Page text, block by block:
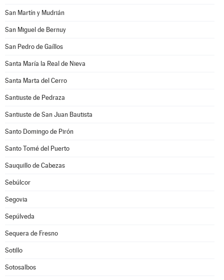
San Martín y Mudrián
San Miguel de Bernuy
San Pedro de Gaíllos
Santa María la Real de Nieva
Santa Marta del Cerro
Santiuste de Pedraza
Santiuste de San Juan Bautista
Santo Domingo de Pirón
Santo Tomé del Puerto
Sauquillo de Cabezas
Sebúlcor
Segovia
Sepúlveda
Sequera de Fresno
Sotillo
Sotosalbos